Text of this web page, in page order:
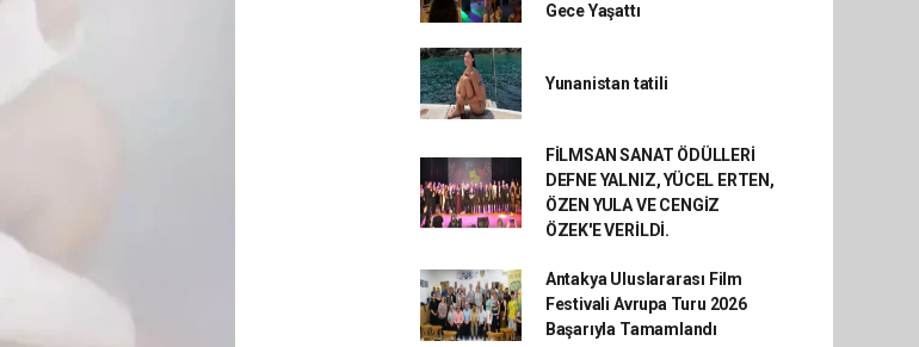
Gece Yaşattı
Yunanistan tatili
FİLMSAN SANAT ÖDÜLLERİ
DEFNE YALNIZ, YÜCEL ERTEN,
ÖZEN YULA VE CENGİZ
ÖZEK'E VERİLDİ.
Antakya Uluslararası Film
Festivali Avrupa Turu 2026
Başarıyla Tamamlandı